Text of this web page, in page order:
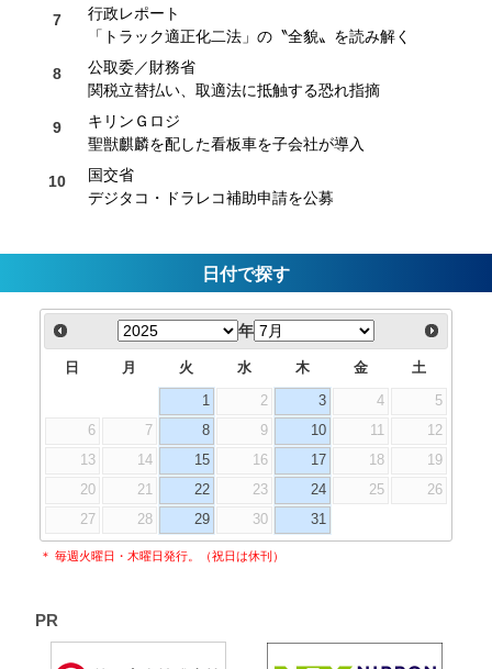
行政レポート
「トラック適正化二法」の〝全貌〟を読み解く
公取委／財務省
関税立替払い、取適法に抵触する恐れ指摘
キリンＧロジ
聖獣麒麟を配した看板車を子会社が導入
国交省
デジタコ・ドラレコ補助申請を公募
日付で探す
年
日 月 火 水 木 金 土
1 2 3 4
5
6
7 8 9 10 11
12
13
14 15 16 17 18
19
20
21 22 23 24 25
26
27
28 29 30 31
＊ 毎週火曜日・木曜日発行。（祝日は休刊）